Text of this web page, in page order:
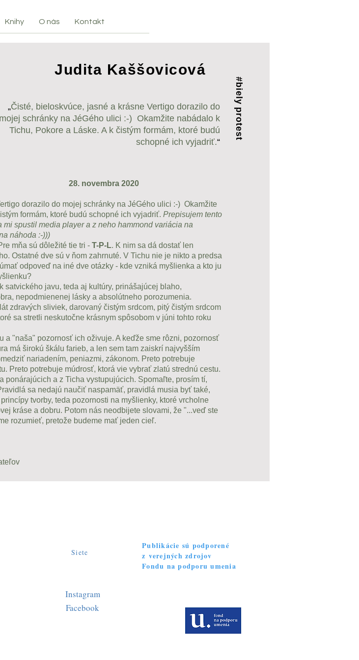
Judita Kaššovicová
„Čisté, bieloskvúce, jasné a krásne Vertigo dorazilo do
mojej schránky na JéGého ulici :-) Okamžite nabádalo k
Tichu, Pokore a Láske. A k čistým formám, ktoré budú
schopné ich vyjadriť.“
#biely protest
28. novembra 2020
dorazilo do mojej schránky na JéGého ulici :-) Okamžite
formám, ktoré budú schopné ich vyjadriť. Prepisujem tento
mi spustil media player a z neho hammond variácia na
náhoda :-)))
mňa sú dôležité tie tri - T-P-L. K nim sa dá dostať len
Ostatné dve sú v ňom zahrnuté. V Tichu nie je nikto a predsa
odpoveď na iné dve otázky - kde vzniká myšlienka a kto ju
javu, teda aj kultúry, prinášajúcej blaho,
nepodmienenej lásky a absolútneho porozumenia.
zdravých sliviek, darovaný čistým srdcom, pitý čistým srdcom
sa stretli neskutočne krásnym spôsobom v júni tohto roku
"naša" pozornosť ich oživuje. A keďže sme rôzni, pozornosť
má širokú škálu farieb, a len sem tam zaiskrí najvyšším
nariadením, peniazmi, zákonom. Preto potrebuje
Preto potrebuje múdrosť, ktorá vie vybrať zlatú strednú cestu.
ponárajúcich a z Ticha vystupujúcich. Spomaľte, prosím tí,
sa nedajú naučiť naspamäť, pravidlá musia byť také,
tvorby, teda pozornosti na myšlienky, ktoré vrcholne
kráse a dobru. Potom nás neodbijete slovami, že "...veď ste
rozumieť, pretože budeme mať jeden cieľ.
Knihy O nás Kontakt
Siete
Publikácie sú podporené
z verejných zdrojov
Fondu na podporu umenia
Facebook
Instagram